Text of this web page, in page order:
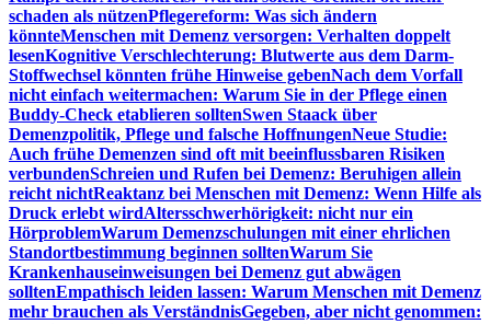
schaden als nützenPflegereform: Was sich ändern
könnteMenschen mit Demenz versorgen: Verhalten doppelt
lesenKognitive Verschlechterung: Blutwerte aus dem Darm-
Stoffwechsel könnten frühe Hinweise gebenNach dem Vorfall
nicht einfach weitermachen: Warum Sie in der Pflege einen
Buddy-Check etablieren solltenSwen Staack über
Demenzpolitik, Pflege und falsche HoffnungenNeue Studie:
Auch frühe Demenzen sind oft mit beeinflussbaren Risiken
verbundenSchreien und Rufen bei Demenz: Beruhigen allein
reicht nichtReaktanz bei Menschen mit Demenz: Wenn Hilfe als
Druck erlebt wirdAltersschwerhörigkeit: nicht nur ein
HörproblemWarum Demenzschulungen mit einer ehrlichen
Standortbestimmung beginnen solltenWarum Sie
Krankenhauseinweisungen bei Demenz gut abwägen
solltenEmpathisch leiden lassen: Warum Menschen mit Demenz
mehr brauchen als VerständnisGegeben, aber nicht genommen: